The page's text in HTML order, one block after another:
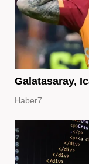
Galatasaray,
Haber7